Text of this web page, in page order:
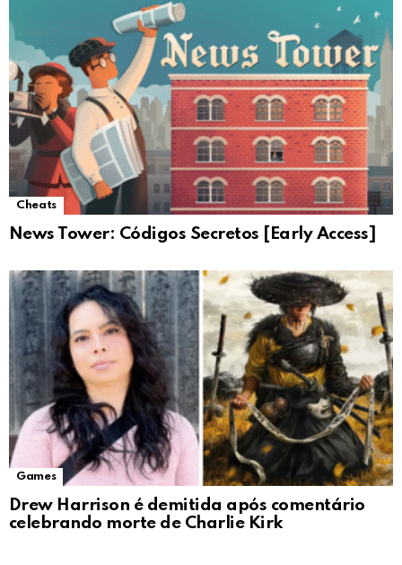
Cheats
News Tower: Códigos Secretos [Early Access]
Games
Drew Harrison é demitida após comentário
celebrando morte de Charlie Kirk